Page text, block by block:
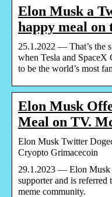
Elon Musk a
happy meal
25.1.2022 — That’s the
when Tesla and
to be the world’s most
Elon Musk
Meal on TV.
Elon Musk Twitter
Cryopto Grimacecoin
29.1.2023 — Elon Musk
supporter and is referred
meme community.